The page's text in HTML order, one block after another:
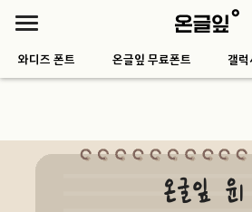
와디즈 폰트 온글잎 무료폰트 갤
온글잎 윤1